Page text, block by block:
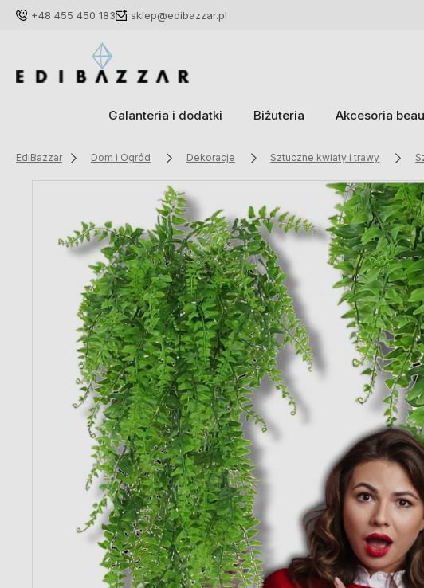
+48 455 450 183 sklep@edibazzar.pl
Galanteria i dodatki Biżuteria Akcesoria
EdiBazzar Dom i Ogród Dekoracje Sztuczne kwiaty i trawy